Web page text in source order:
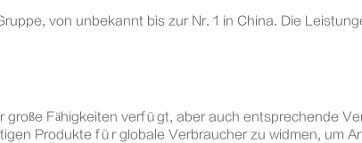
von unbekannt bis zur Nr. 1 in China. Die
Fähigkeiten verfügt, aber auch entsprechende
Produkte für globale Verbraucher zu widmen, um